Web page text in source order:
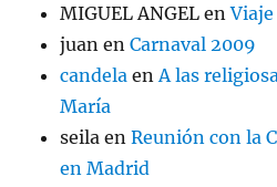
MIGUEL ANGEL enViaje
juan enCarnaval 2009
candela enA las
María
seila enReunión con la
en Madrid